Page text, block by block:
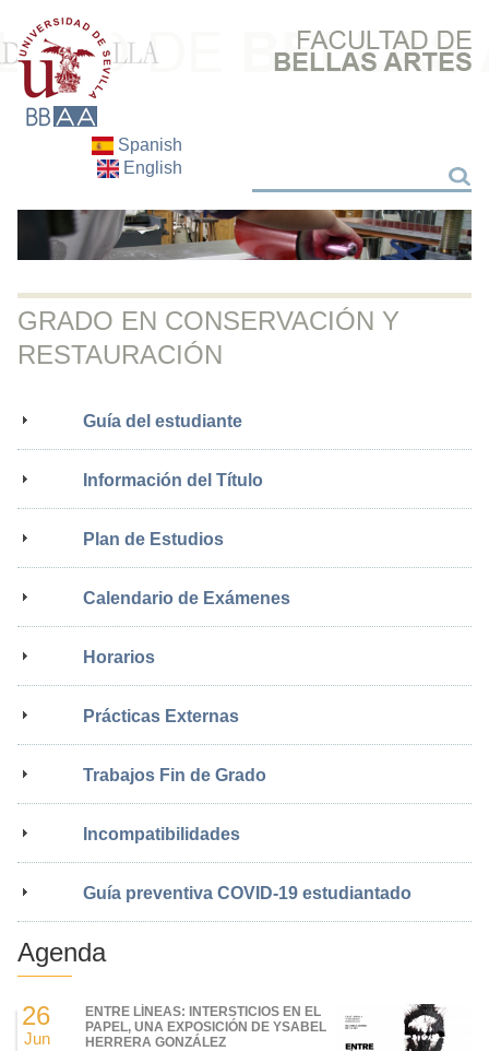
Spanish
English
Search
GRADO EN CONSERVACIÓN Y
RESTAURACIÓN
Guía del estudiante
Información del Título
Plan de Estudios
Calendario de Exámenes
Horarios
Prácticas Externas
Trabajos Fin de Grado
Incompatibilidades
Guía preventiva COVID-19 estudiantado
Agenda
26
Jun
ENTRE LÍNEAS: INTERSTICIOS EN EL
PAPEL, UNA EXPOSICIÓN DE YSABEL
HERRERA GONZÁLEZ